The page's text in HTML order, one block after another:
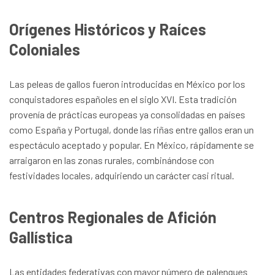
Orígenes Históricos y Raíces
Coloniales
Las peleas de gallos fueron introducidas en México por los
conquistadores españoles en el siglo XVI. Esta tradición
provenía de prácticas europeas ya consolidadas en países
como España y Portugal, donde las riñas entre gallos eran un
espectáculo aceptado y popular. En México, rápidamente se
arraigaron en las zonas rurales, combinándose con
festividades locales, adquiriendo un carácter casi ritual.
Centros Regionales de Afición
Gallística
Las entidades federativas con mayor número de palenques